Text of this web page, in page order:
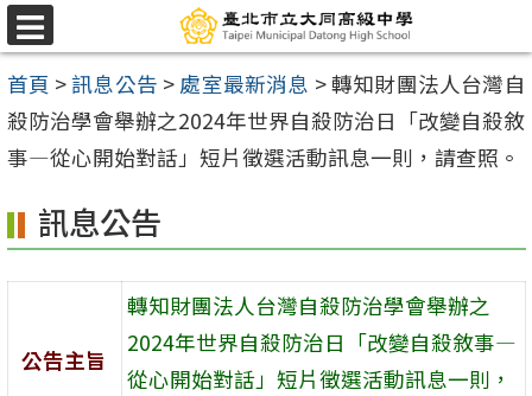
跳
至
主
要
內
區
選
單
首頁 >訊息公告 > 處室最新消息 >轉知財團法人台灣自
殺防治學會舉辦之2024年世界自殺防治日「改變自殺敘
事—從心開始對話」短片徵選活動訊息一則，請查照。
訊息公告
公告主旨
轉知財團法人台灣自殺防治學會舉辦之
2024年世界自殺防治日「改變自殺敘事—
從心開始對話」短片徵選活動訊息一則，